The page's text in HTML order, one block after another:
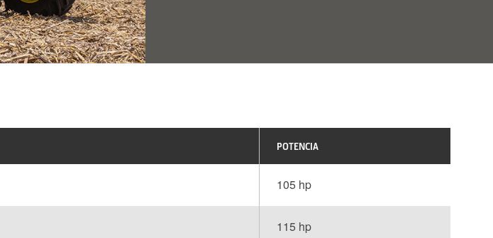
POTENCIA
105 hp
115 hp